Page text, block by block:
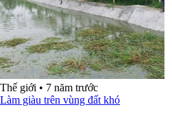
Thế giới • 7 năm trước
Làm giàu trên vùng đất khó